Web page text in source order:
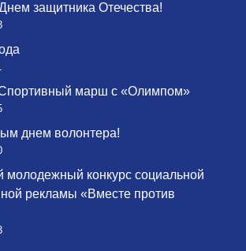
защитника Отечества!
марш с «Олимпом»
днем волонтера!
конкурс социальной
рекламы «Вместе против